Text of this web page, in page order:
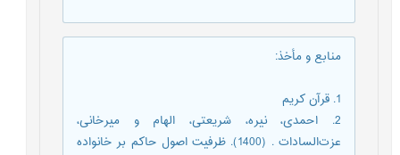
منابع و مأخذ:
2. احمدی، نیره، شریعتی، الهام و میرخانی،
عزت‌السادات . (1400). ظرفیت اصول حاکم بر خانواده